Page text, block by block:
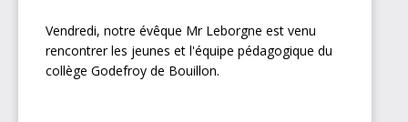
Vendredi, notre évêque Mr Leborgne est venu
rencontrer les jeunes et l'équipe pédagogique du
collège Godefroy de Bouillon.